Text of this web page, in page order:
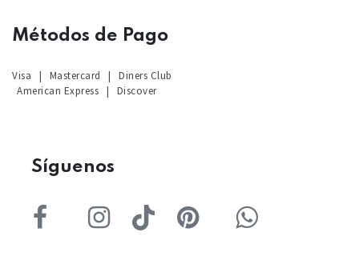
Métodos de Pago
Visa | Mastercard |
Diners Club
American Express | Discover
Síguenos